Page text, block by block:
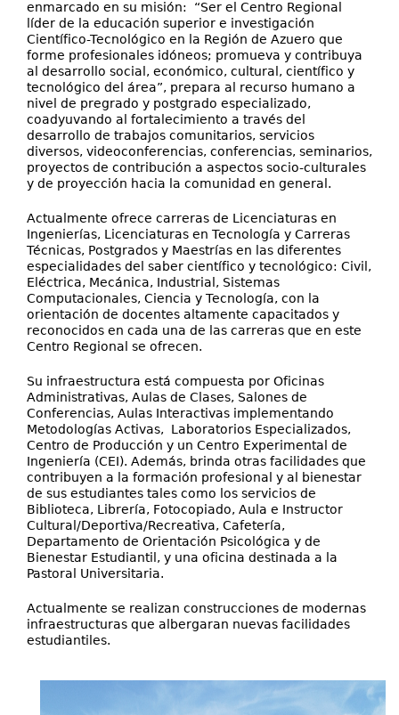
enmarcado en su misión: “Ser el Centro Regional
líder de la educación superior e investigación
Científico-Tecnológico en la Región de Azuero que
forme profesionales idóneos; promueva y contribuya
al desarrollo social, económico, cultural, científico y
tecnológico del área”, prepara al recurso humano a
nivel de pregrado y postgrado especializado,
coadyuvando al fortalecimiento a través del
desarrollo de trabajos comunitarios, servicios
diversos, videoconferencias, conferencias, seminarios,
proyectos de contribución a aspectos socio-culturales
y de proyección hacia la comunidad en general.
Actualmente ofrece carreras de Licenciaturas en
Ingenierías, Licenciaturas en Tecnología y Carreras
Técnicas, Postgrados y Maestrías en las diferentes
especialidades del saber científico y tecnológico: Civil,
Eléctrica, Mecánica, Industrial, Sistemas
Computacionales, Ciencia y Tecnología, con la
orientación de docentes altamente capacitados y
reconocidos en cada una de las carreras que en este
Centro Regional se ofrecen.
Su infraestructura está compuesta por Oficinas
Administrativas, Aulas de Clases, Salones de
Conferencias, Aulas Interactivas implementando
Metodologías Activas, Laboratorios Especializados,
Centro de Producción y un Centro Experimental de
Ingeniería (CEI). Además, brinda otras facilidades que
contribuyen a la formación profesional y al bienestar
de sus estudiantes tales como los servicios de
Biblioteca, Librería, Fotocopiado, Aula e Instructor
Cultural/Deportiva/Recreativa, Cafetería,
Departamento de Orientación Psicológica y de
Bienestar Estudiantil, y una oficina destinada a la
Pastoral Universitaria.
Actualmente se realizan construcciones de modernas
infraestructuras que albergaran nuevas facilidades
estudiantiles.